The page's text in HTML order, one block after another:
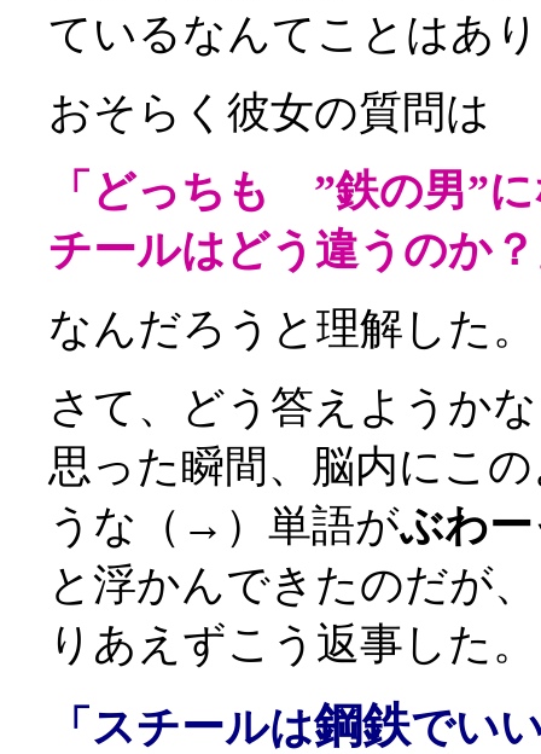
ているなんてことは
おそらく彼女の質問は
「どっちも ”鉄の男”
チールはどう違うのか
なんだろうと理解した。
さて、どう答えようか
思った瞬間、脳内にこ
うな（→）単語がぶわ
と浮かんできたのだが
りあえずこう返事した。
「スチールは鋼鉄でい